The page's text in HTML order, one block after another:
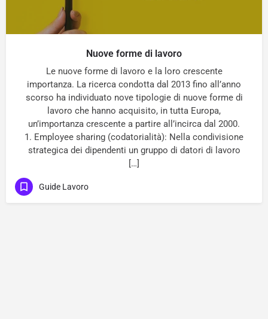
Nuove forme di lavoro
Le nuove forme di lavoro e la loro crescente
importanza. La ricerca condotta dal 2013 fino all’anno
scorso ha individuato nove tipologie di nuove forme di
lavoro che hanno acquisito, in tutta Europa,
un’importanza crescente a partire all’incirca dal 2000.
1. Employee sharing (codatorialità): Nella condivisione
strategica dei dipendenti un gruppo di datori di lavoro
[…]
Guide Lavoro